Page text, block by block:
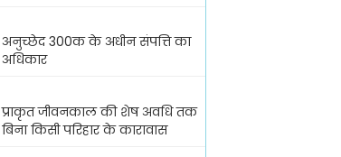
अनुच्छेद 300क के अधीन संपत्ति का
अधिकार
प्राकृत जीवनकाल की शेष अवधि तक
बिना किसी परिहार के कारावास